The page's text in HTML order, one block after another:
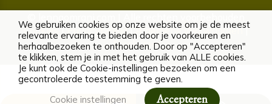
Cookies|Privacybeleid|Algemene voorwaarden|
Disclaimer
We gebruiken cookies op onze website om je de meest
relevante ervaring te bieden door je voorkeuren en
herhaalbezoeken te onthouden. Door op "Accepteren"
te klikken, stem je in met het gebruik van ALLE cookies.
Je kunt ook de Cookie-instellingen bezoeken om een
gecontroleerde toestemming te geven.
Cookie instellingen
Accepteren